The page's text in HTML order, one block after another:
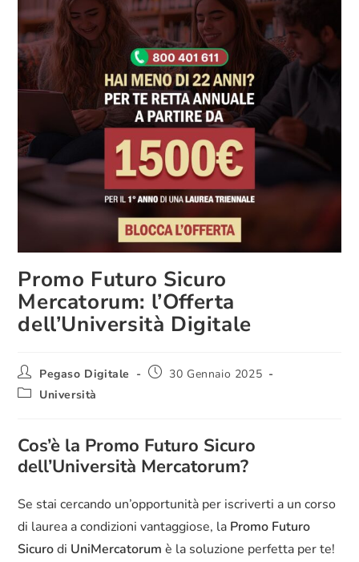
Promo Futuro Sicuro
Mercatorum: l’Offerta
dell’Università Digitale
Pegaso Digitale
30 Gennaio 2025
Università
Cos’è la Promo Futuro Sicuro
dell’Università Mercatorum?
Se stai cercando un’opportunità per iscriverti a un corso
di laurea a condizioni vantaggiose, la Promo Futuro
Sicurodi UniMercatorum è la soluzione perfetta per te!